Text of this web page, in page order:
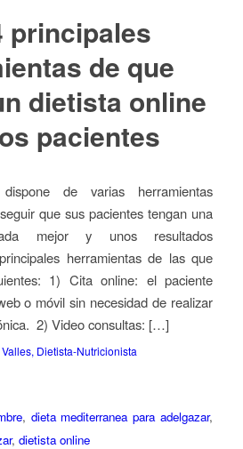
principales
de que
dietista online
pacientes
de varias herramientas
que sus pacientes tengan una
mejor y unos resultados
herramientas de las que
1) Cita online: el paciente
o móvil sin necesidad de realizar
2) Video consultas: […]
Dietista-Nutricionista
, dieta mediterranea para adelgazar,
, dietista online